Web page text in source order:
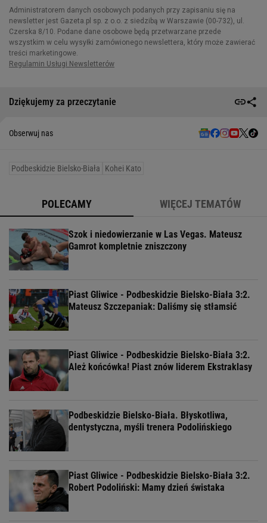
Dziękujemy za przeczytanie
Obserwuj nas
Podbeskidzie Bielsko-Biała Kohei Kato
POLECAMY WIĘCEJ TEMATÓW
Szok i niedowierzanie w Las Vegas. Mateusz
Gamrot kompletnie zniszczony
Piast Gliwice - Podbeskidzie Bielsko-Biała 3:2.
Mateusz Szczepaniak: Daliśmy się stłamsić
Piast Gliwice - Podbeskidzie Bielsko-Biała 3:2.
Ależ końcówka! Piast znów liderem Ekstraklasy
Podbeskidzie Bielsko-Biała. Błyskotliwa,
dentystyczna, myśli trenera Podolińskiego
Piast Gliwice - Podbeskidzie Bielsko-Biała 3:2.
Robert Podoliński: Mamy dzień świstaka